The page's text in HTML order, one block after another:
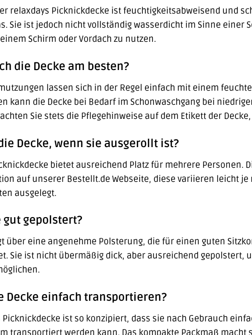
relaxdays Picknickdecke ist feuchtigkeitsabweisend und
Sie ist jedoch nicht vollständig wasserdicht im Sinne einer
Schirm oder Vordach zu nutzen.
die Decke am besten?
lassen sich in der Regel einfach mit einem
kann die Decke bei Bedarf im Schonwaschgang bei
Sie stets die Pflegehinweise auf dem Etikett der
Decke, wenn sie ausgerollt ist?
bietet ausreichend Platz für mehrere Personen.
auf unserer Bestellt.de Webseite, diese variieren leicht
ausgelegt.
gut gepolstert?
über eine angenehme Polsterung, die für einen guten
Sie ist nicht übermäßig dick, aber ausreichend gepolstert,
Decke einfach transportieren?
Picknickdecke ist so konzipiert, dass sie nach Gebrauch